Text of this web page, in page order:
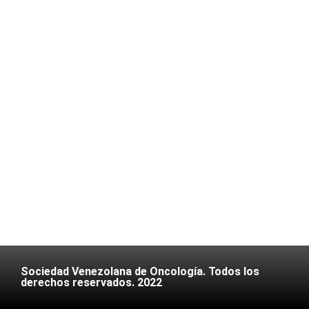
Sociedad Venezolana de Oncología. Todos los
derechos reservados. 2022